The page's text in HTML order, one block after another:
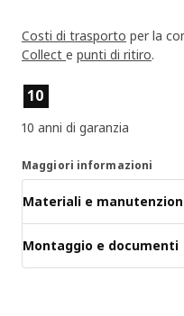
Costi di trasporto per la
Collect e punti di ritiro.
Caratteristiche del prodotto
10
10 anni di garanzia
Maggiori informazioni
Materiali e
Montaggio e documenti